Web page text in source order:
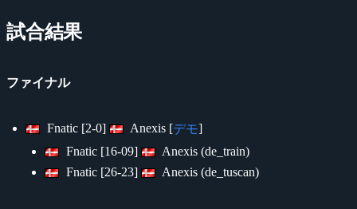
試合結果
ファイナル
Fnatic [2-0] Anexis [デモ]
Fnatic [16-09]
Anexis (de_train)
Fnatic [26-23]
Anexis (de_tuscan)